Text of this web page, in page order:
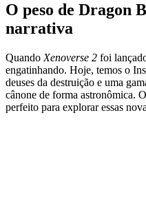
O peso de Dragon
narrativa
Quando Xenoverse 2 foi
engatinhando. Hoje, temos o
deuses da destruição e uma
cânone de forma astronômica.
perfeito para explorar essas